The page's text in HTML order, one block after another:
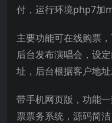
付，运行环境php7加
主要功能可在线购票
后台发布演唱会，设
址，后台根据客户地址
带手机网页版，功能
票票务系统，源码简